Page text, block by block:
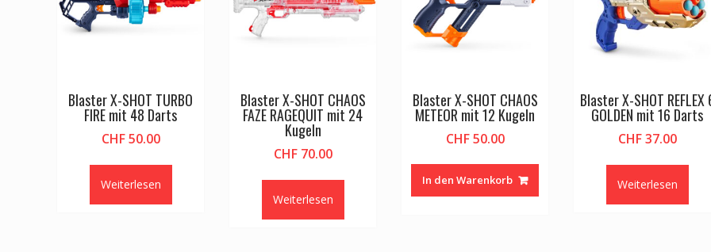
Blaster X-SHOT TURBO
FIRE mit 48 Darts
CHF50.00
Weiterlesen
Blaster X-SHOT CHAOS
FAZE RAGEQUIT mit 24
Kugeln
CHF70.00
Weiterlesen
Blaster X-SHOT CHAOS
METEOR mit 12 Kugeln
CHF50.00
In den Warenkorb
Blaster X-SHOT REFLEX
GOLDEN mit 16 Darts
CHF37.00
Weiterlesen